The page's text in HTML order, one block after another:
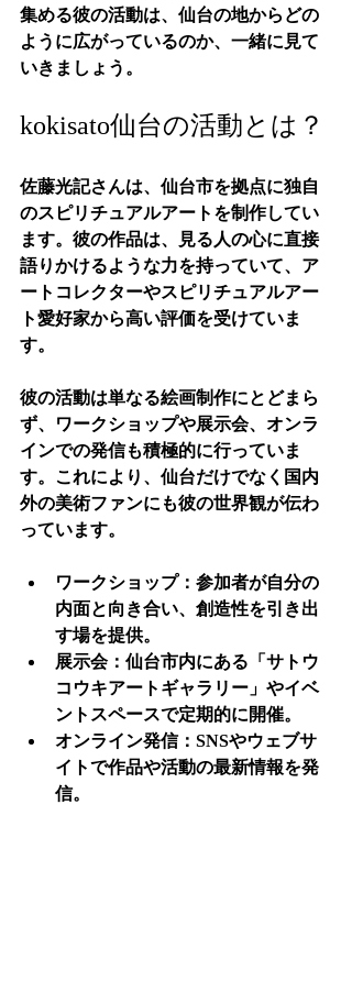
集める彼の活動は、仙台の地からどの
ように広がっているのか、一緒に見て
いきましょう。
kokisato仙台の活動とは？
佐藤光記さんは、仙台市を拠点に独自
のスピリチュアルアートを制作してい
ます。彼の作品は、見る人の心に直接
語りかけるような力を持っていて、ア
ートコレクターやスピリチュアルアー
ト愛好家から高い評価を受けていま
す。
彼の活動は単なる絵画制作にとどまら
ず、ワークショップや展示会、オンラ
インでの発信も積極的に行っていま
す。これにより、仙台だけでなく国内
外の美術ファンにも彼の世界観が伝わ
っています。
ワークショップ：参加者が自分の
内面と向き合い、創造性を引き出
す場を提供。
展示会：仙台市内にある「サトウ
コウキアートギャラリー」やイベ
ントスペースで定期的に開催。
オンライン発信：SNSやウェブサ
イトで作品や活動の最新情報を発
信。